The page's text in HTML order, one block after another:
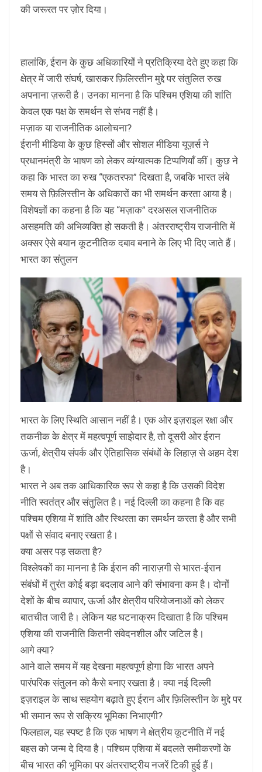
की जरूरत पर ज़ोर दिया।
हालांकि, ईरान के कुछ अधिकारियों ने प्रतिक्रिया देते हुए कहा कि
क्षेत्र में जारी संघर्ष, खासकर फ़िलिस्तीन मुद्दे पर संतुलित रुख
अपनाना ज़रूरी है। उनका मानना है कि पश्चिम एशिया की शांति
केवल एक पक्ष के समर्थन से संभव नहीं है।
मज़ाक या राजनीतिक आलोचना?
ईरानी मीडिया के कुछ हिस्सों और सोशल मीडिया यूज़र्स ने
प्रधानमंत्री के भाषण को लेकर व्यंग्यात्मक टिप्पणियाँ कीं। कुछ ने
कहा कि भारत का रुख “एकतरफा” दिखता है, जबकि भारत लंबे
समय से फ़िलिस्तीन के अधिकारों का भी समर्थन करता आया है।
विशेषज्ञों का कहना है कि यह “मज़ाक” दरअसल राजनीतिक
असहमति की अभिव्यक्ति हो सकती है। अंतरराष्ट्रीय राजनीति में
अक्सर ऐसे बयान कूटनीतिक दबाव बनाने के लिए भी दिए जाते हैं।
भारत का संतुलन
भारत के लिए स्थिति आसान नहीं है। एक ओर इज़राइल रक्षा और
तकनीक के क्षेत्र में महत्वपूर्ण साझेदार है, तो दूसरी ओर ईरान
ऊर्जा, क्षेत्रीय संपर्क और ऐतिहासिक संबंधों के लिहाज़ से अहम देश
है।
भारत ने अब तक आधिकारिक रूप से कहा है कि उसकी विदेश
नीति स्वतंत्र और संतुलित है। नई दिल्ली का कहना है कि वह
पश्चिम एशिया में शांति और स्थिरता का समर्थन करता है और सभी
पक्षों से संवाद बनाए रखता है।
क्या असर पड़ सकता है?
विश्लेषकों का मानना है कि ईरान की नाराज़गी से भारत-ईरान
संबंधों में तुरंत कोई बड़ा बदलाव आने की संभावना कम है। दोनों
देशों के बीच व्यापार, ऊर्जा और क्षेत्रीय परियोजनाओं को लेकर
बातचीत जारी है। लेकिन यह घटनाक्रम दिखाता है कि पश्चिम
एशिया की राजनीति कितनी संवेदनशील और जटिल है।
आगे क्या?
आने वाले समय में यह देखना महत्वपूर्ण होगा कि भारत अपने
पारंपरिक संतुलन को कैसे बनाए रखता है। क्या नई दिल्ली
इज़राइल के साथ सहयोग बढ़ाते हुए ईरान और फ़िलिस्तीन के मुद्दे पर
भी समान रूप से सक्रिय भूमिका निभाएगी?
फिलहाल, यह स्पष्ट है कि एक भाषण ने क्षेत्रीय कूटनीति में नई
बहस को जन्म दे दिया है। पश्चिम एशिया में बदलते समीकरणों के
बीच भारत की भूमिका पर अंतरराष्ट्रीय नजरें टिकी हुई हैं।